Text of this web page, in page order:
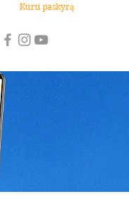
Kurti paskyrą